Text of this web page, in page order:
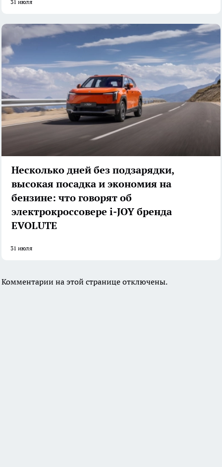
31 июля
Несколько дней без подзарядки,
высокая посадка и экономия на
бензине: что говорят об
электрокроссовере i-JOY бренда
EVOLUTE
31 июля
Комментарии на этой странице отключены.